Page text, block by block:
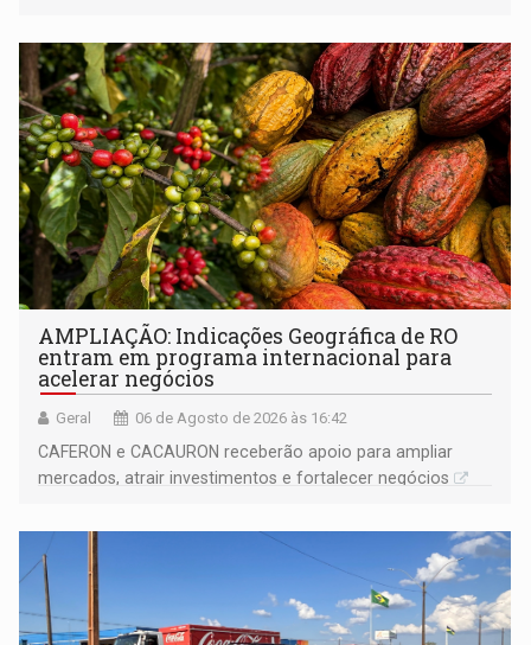
AMPLIAÇÃO: Indicações Geográfica de RO
entram em programa internacional para
acelerar negócios
Geral 06 de Agosto de 2026 às 16:42
CAFERON e CACAURON receberão apoio para ampliar
mercados, atrair investimentos e fortalecer negócios